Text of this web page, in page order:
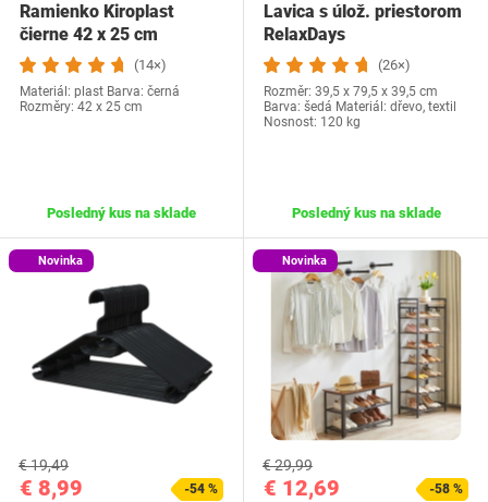
Ramienko Kiroplast
čierne 42 x 25 cm
(14×)
Materiál: plast Barva: černá
Rozměry: 42 x 25 cm
Posledný kus na sklade
Lavica s úlož. priestorom
RelaxDays
(26×)
Rozměr: 39,5 x 79,5 x 39,5 cm
Barva: šedá Materiál: dřevo, textil
Nosnost: 120 kg
Posledný kus na sklade
Novinka
€ 8,99
€ 19,49
-54 %
Novinka
€ 12,69
€ 29,99
-58 %